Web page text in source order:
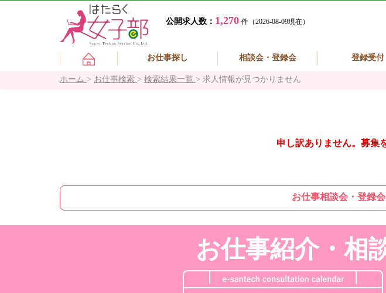
公開求人数： 1,270 件（2026-08-09現在）
お仕事探し 相談会・登録会 登録受付
ホーム > お仕事検索 > 検索結果一覧 > 求人情報が見つかりません
申し訳ありません。募集
お仕事相談会・登録
お仕事紹介・相